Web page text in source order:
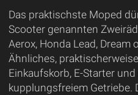
Das praktischste Moped
Scooter genannten
Aerox, Honda Lead, Dream
Ähnliches,
Einkaufskorb, E-Starter
kupplungsfreiem Getriebe.